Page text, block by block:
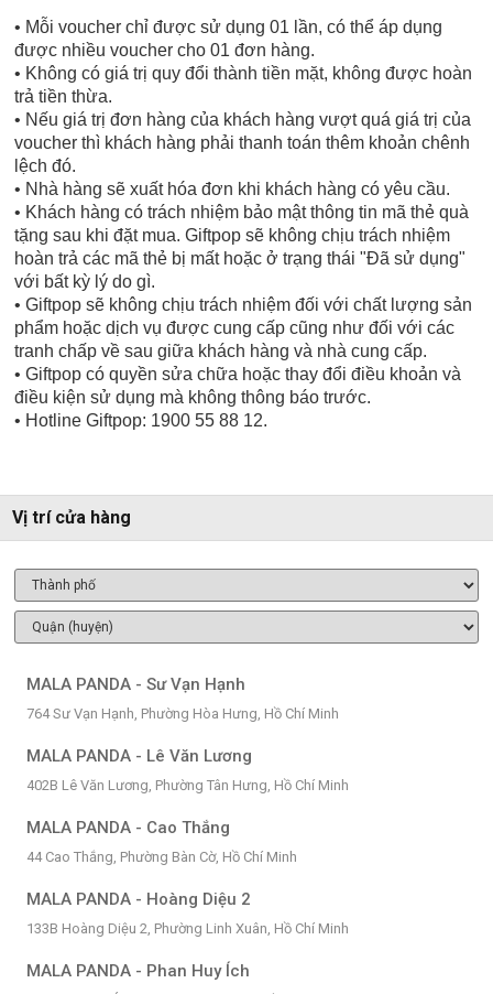
• Mỗi voucher chỉ được sử dụng 01 lần, có thể áp dụng
được nhiều voucher cho 01 đơn hàng.
• Không có giá trị quy đổi thành tiền mặt, không được hoàn
trả tiền thừa.
• Nếu giá trị đơn hàng của khách hàng vượt quá giá trị của
voucher thì khách hàng phải thanh toán thêm khoản chênh
lệch đó.
• Nhà hàng sẽ xuất hóa đơn khi khách hàng có yêu cầu.
• Khách hàng có trách nhiệm bảo mật thông tin mã thẻ quà
tặng sau khi đặt mua. Giftpop sẽ không chịu trách nhiệm
hoàn trả các mã thẻ bị mất hoặc ở trạng thái "Đã sử dụng"
với bất kỳ lý do gì.
• Giftpop sẽ không chịu trách nhiệm đối với chất lượng sản
phẩm hoặc dịch vụ được cung cấp cũng như đối với các
tranh chấp về sau giữa khách hàng và nhà cung cấp.
• Giftpop có quyền sửa chữa hoặc thay đổi điều khoản và
điều kiện sử dụng mà không thông báo trước.
• Hotline Giftpop: 1900 55 88 12.
Vị trí cửa hàng
MALA PANDA - Sư Vạn Hạnh
764 Sư Vạn Hạnh, Phường Hòa Hưng, Hồ Chí Minh
MALA PANDA - Lê Văn Lương
402B Lê Văn Lương, Phường Tân Hưng, Hồ Chí Minh
MALA PANDA - Cao Thắng
44 Cao Thắng, Phường Bàn Cờ, Hồ Chí Minh
MALA PANDA - Hoàng Diệu 2
133B Hoàng Diệu 2, Phường Linh Xuân, Hồ Chí Minh
MALA PANDA - Phan Huy Ích